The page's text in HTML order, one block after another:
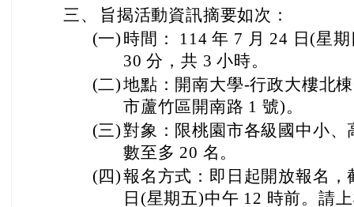
三、
旨揭活動資訊摘要如次：
(一) 時間： 114 年 7 月 24 日(星
30 分，共 3 小時。
(二)地點：開南大學-行政大樓北
市蘆竹區開南路 1 號)。
(三)對象：限桃園市各級國中小
數至多 20 名。
(四)報名方式：即日起開放報名，
日(星期五)中午 12 時前。請